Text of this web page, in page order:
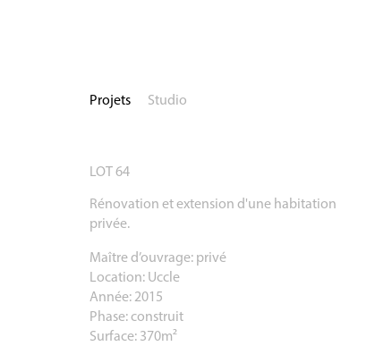
Projets Studio
LOT 64
Rénovation et extension d'une habitation
privée.
Maître d’ouvrage: privé
Location: Uccle
Année: 2015
Phase: construit
Surface: 370m²